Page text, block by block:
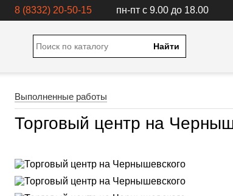
8 (8332) 20-50-15 пн-пт с 9.00 до 18.00
Найти
Выполненные работы
Торговый центр на